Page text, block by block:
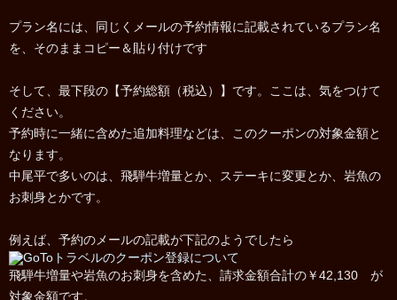
プラン名には、同じくメールの予約情報に記載されているプラン名
を、そのままコピー＆貼り付けです
そして、最下段の【予約総額（税込）】です。ここは、気をつけて
ください。
予約時に一緒に含めた追加料理などは、このクーポンの対象金額と
なります。
中尾平で多いのは、飛騨牛増量とか、ステーキに変更とか、岩魚の
お刺身とかです。
例えば、予約のメールの記載が下記のようでしたら
飛騨牛増量や岩魚のお刺身を含めた、請求金額合計の￥42,130 が
対象金額です。